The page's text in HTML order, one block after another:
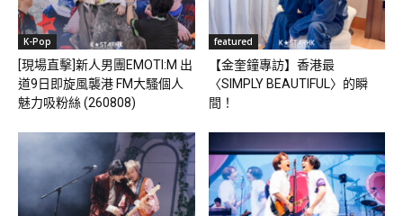
K-Pop
[現場直擊]新人男團EMOTI:M 出
道9日即旋風襲港 FM大騷個人
魅力吸粉絲 (260808)
featured
【金奎鐘專訪】香港最
〈SIMPLY BEAUTIFUL〉的瞬
間！